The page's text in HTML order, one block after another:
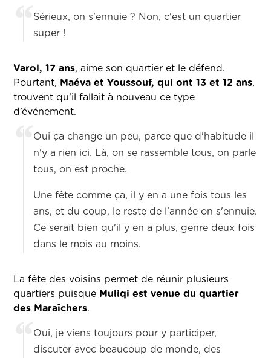
Sérieux, on s'ennuie ? Non, c'est un quartier
super !
Varol, 17 ans, aime son quartier et le défend.
Pourtant, Maéva et Youssouf, qui ont 13 et 12 ans,
trouvent qu’il fallait à nouveau ce type
d’événement.
Oui ça change un peu, parce que d'habitude il
n'y a rien ici. Là, on se rassemble tous, on parle
tous, on est proche.
Une fête comme ça, il y en a une fois tous les
ans, et du coup, le reste de l'année on s'ennuie.
Ce serait bien qu'il y en a plus, genre deux fois
dans le mois au moins.
La fête des voisins permet de réunir plusieurs
quartiers puisque Muliqi est venue du quartier
des Maraîchers.
Oui, je viens toujours pour y participer,
discuter avec beaucoup de monde, des